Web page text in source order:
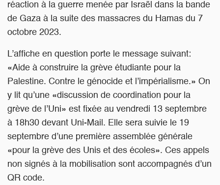
réaction à la guerre menée par Israël dans la bande
de Gaza à la suite des massacres du Hamas du 7
octobre 2023.
L’affiche en question porte le message suivant:
«Aide à construire la grève étudiante pour la
Palestine. Contre le génocide et l’impérialisme.» On
y lit qu’une «discussion de coordination pour la
grève de l’Uni» est fixée au vendredi 13 septembre
à 18h30 devant Uni-Mail. Elle sera suivie le 19
septembre d’une première assemblée générale
«pour la grève des Unis et des écoles». Ces appels
non signés à la mobilisation sont accompagnés d’un
QR code.